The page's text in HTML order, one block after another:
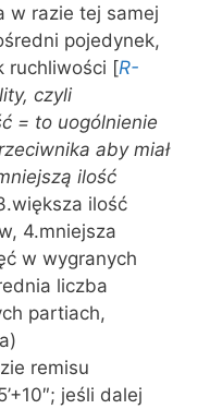
w razie tej samej
pojedynek,
ruchliwości [R-
czyli
= to uogólnienie
aby miał
ilość
ilość
4.mniejsza
w wygranych
liczba
partiach,
remisu
jeśli dalej